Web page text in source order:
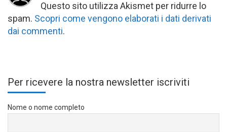
Questo sito utilizza Akismet per ridurre lo
spam. Scopri come vengono elaborati i dati derivati
dai commenti.
Per ricevere la nostra newsletter iscriviti
Nome o nome completo